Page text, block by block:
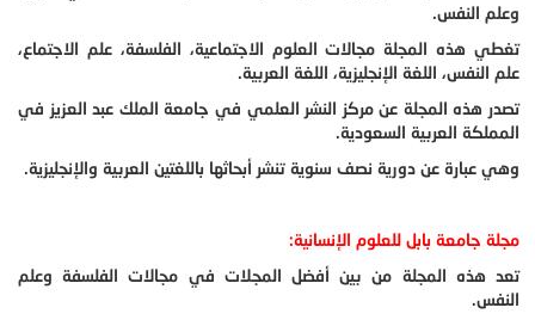
وعلم النفس.
تغطي هذه المجلة مجالات العلوم الاجتماعية، الفلسفة، علم الاجتماع،
علم النفس، اللغة الإنجليزية، اللغة العربية.
تصدر هذه المجلة عن مركز النشر العلمي في جامعة الملك عبد العزيز في
المملكة العربية السعودية.
وهي عبارة عن دورية نصف سنوية تنشر أبحاثها باللغتين العربية والإنجليزية.
مجلة جامعة بابل للعلوم الإنسانية:
تعد هذه المجلة من بين أفضل المجلات في مجالات الفلسفة وعلم
النفس.